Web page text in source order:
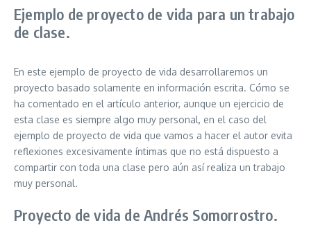
Ejemplo de proyecto de vida para un trabajo
de clase.
En este ejemplo de proyecto de vida desarrollaremos un
proyecto basado solamente en información escrita. Cómo se
ha comentado en el artículo anterior, aunque un ejercicio de
esta clase es siempre algo muy personal, en el caso del
ejemplo de proyecto de vida que vamos a hacer el autor evita
reflexiones excesivamente íntimas que no está dispuesto a
compartir con toda una clase pero aún así realiza un trabajo
muy personal.
Proyecto de vida de Andrés Somorrostro.